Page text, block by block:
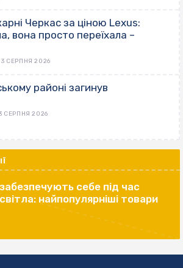
Черкас за ціною Lexus:
вона просто переїхала –
3 СЕРПНЯ 2026
районі загинув
СЕРПНЯ 2026
себе під час
найпопулярніші товари